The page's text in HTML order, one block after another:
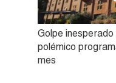
Golpe inesperado
polémico
mes